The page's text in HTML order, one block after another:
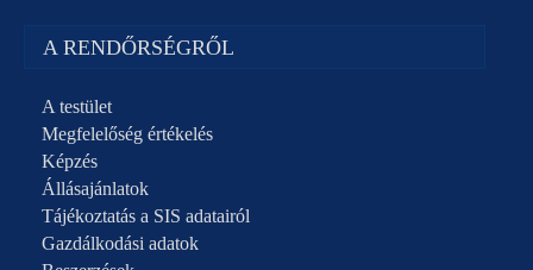
A RENDŐRSÉGRŐL
A testület
Megfelelőség értékelés
Képzés
Állásajánlatok
Tájékoztatás a SIS adatairól
Gazdálkodási adatok